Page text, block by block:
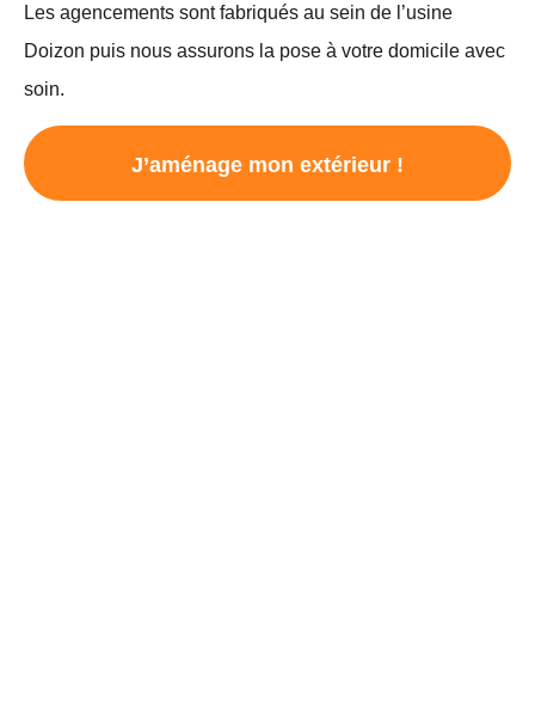
Les agencements sont fabriqués au sein de l’usine
Doizon puis nous assurons la pose à votre domicile avec
soin.
J’aménage mon extérieur !